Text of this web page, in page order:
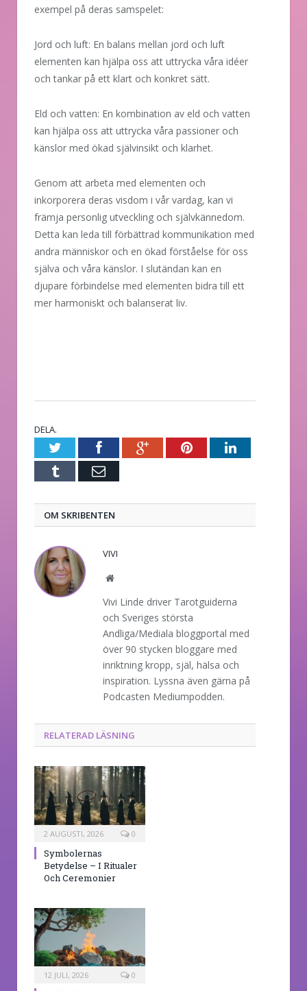
exempel på deras samspelet:
Jord och luft: En balans mellan jord och luft
elementen kan hjälpa oss att uttrycka våra idéer
och tankar på ett klart och konkret sätt.
Eld och vatten: En kombination av eld och vatten
kan hjälpa oss att uttrycka våra passioner och
känslor med ökad självinsikt och klarhet.
Genom att arbeta med elementen och
inkorporera deras visdom i vår vardag, kan vi
främja personlig utveckling och självkännedom.
Detta kan leda till förbättrad kommunikation med
andra människor och en ökad förståelse för oss
själva och våra känslor. I slutändan kan en
djupare förbindelse med elementen bidra till ett
mer harmoniskt och balanserat liv.
DELA.
TwitterFacebookGoogle+PinterestLinkedIn
Tumblr E-
OM SKRIBENTEN
VIVI
Website
Vivi Linde driver Tarotguiderna
och Sveriges största
Andliga/Mediala bloggportal med
över 90 stycken bloggare med
inriktning kropp, själ, hälsa och
inspiration. Lyssna även gärna på
Podcasten Mediumpodden.
RELATERAD LÄSNING
2 AUGUSTI, 2026 0
Symbolernas
Betydelse – I Ritualer
Och Ceremonier
12 JULI, 2026 0